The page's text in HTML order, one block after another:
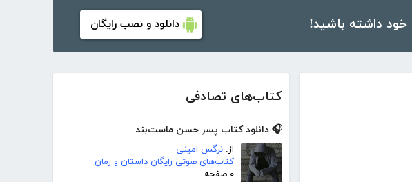
دانلود و نصب رایگان
کتاب‌های تصادفی
🎧 دانلود کتاب پسر حسن ماست‌بند
از: نرگس امینی
کتاب‌های صوتی رایگان داستان و رمان
۰ صفحه